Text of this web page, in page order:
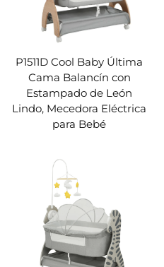
P1511D Cool Baby Última
Cama Balancín con
Estampado de León
Lindo, Mecedora Eléctrica
para Bebé